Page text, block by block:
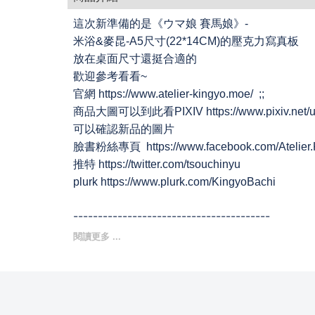
這次新準備的是《ウマ娘 賽馬娘》-
米浴&麥昆-A5尺寸(22*14CM)的壓克力寫真板
放在桌面尺寸還挺合適的
歡迎參考看看~
官網 https://www.atelier-kingyo.moe/ ;;
商品大圖可以到此看PIXIV https://
可以確認新品的圖片
臉書粉絲專頁 https://www.facebook.com/
推特 https://twitter.com/tsouchinyu
plurk https://www.plurk.com/KingyoBachi
----------------------------------------
🌟此商品是由飛天奶茶負責發貨🌟